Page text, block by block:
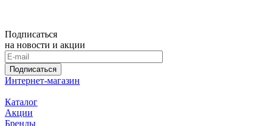
Подписаться
на новости и акции
Подписаться
Интернет-магазин
Каталог
Акции
Бренды